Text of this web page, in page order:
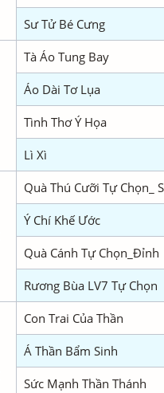
Sư Tử Bé Cưng
Tà Áo Tung Bay
Áo Dài Tơ Lụa
Tình Thơ Ý Họa
Lì Xì
Quà Thú Cưỡi Tự Chọn_
Ý Chí Khế Ước
Quà Cánh Tự Chọn_Đỉnh
Rương Bùa LV7 Tự Chọn
Con Trai Của Thần
Á Thần Bẩm Sinh
Sức Mạnh Thần Thánh